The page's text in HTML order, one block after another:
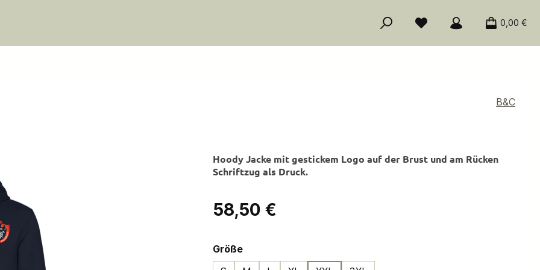
0,00 €
B&C
Hoody Jacke mit gestickem Logo auf der Brust und am Rücken
Schriftzug als Druck.
Regulärer Preis:
58,50 €
Größeauswählen